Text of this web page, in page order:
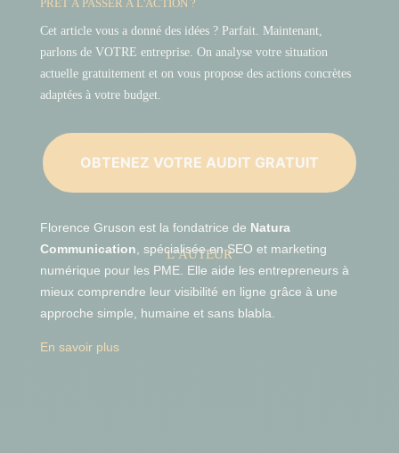
PRÊT À PASSER À L'ACTION ?
Cet article vous a donné des idées ? Parfait. Maintenant,
parlons de VOTRE entreprise. On analyse votre situation
actuelle gratuitement et on vous propose des actions concrètes
adaptées à votre budget.
OBTENEZ VOTRE AUDIT GRATUIT
L’AUTEUR
Florence Gruson est la fondatrice de Natura
Communication , spécialisée en SEO et marketing
numérique pour les PME. Elle aide les entrepreneurs à
mieux comprendre leur visibilité en ligne grâce à une
approche simple, humaine et sans blabla.
En savoir plus